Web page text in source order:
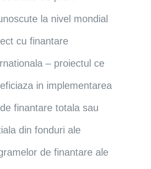
la nivel mondial
cu finantare
– proiectul ce
in implementarea
finantare totala sau
din fonduri ale
de finantare ale